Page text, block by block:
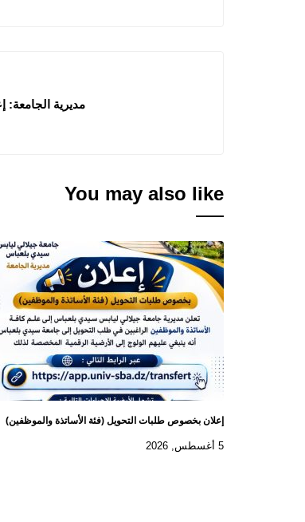
مديرية الجامعة: إعلان
You may also like
إعلان بخصوص طلبات التحويل (فئة الأساتذة والموظفين)
5 أغسطس, 2026